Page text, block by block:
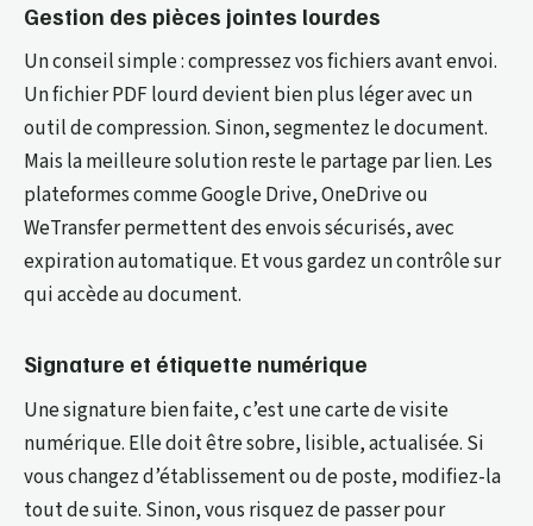
Gestion des pièces jointes lourdes
Un conseil simple : compressez vos fichiers avant envoi.
Un fichier PDF lourd devient bien plus léger avec un
outil de compression. Sinon, segmentez le document.
Mais la meilleure solution reste le partage par lien. Les
plateformes comme Google Drive, OneDrive ou
WeTransfer permettent des envois sécurisés, avec
expiration automatique. Et vous gardez un contrôle sur
qui accède au document.
Signature et étiquette numérique
Une signature bien faite, c’est une carte de visite
numérique. Elle doit être sobre, lisible, actualisée. Si
vous changez d’établissement ou de poste, modifiez-la
tout de suite. Sinon, vous risquez de passer pour